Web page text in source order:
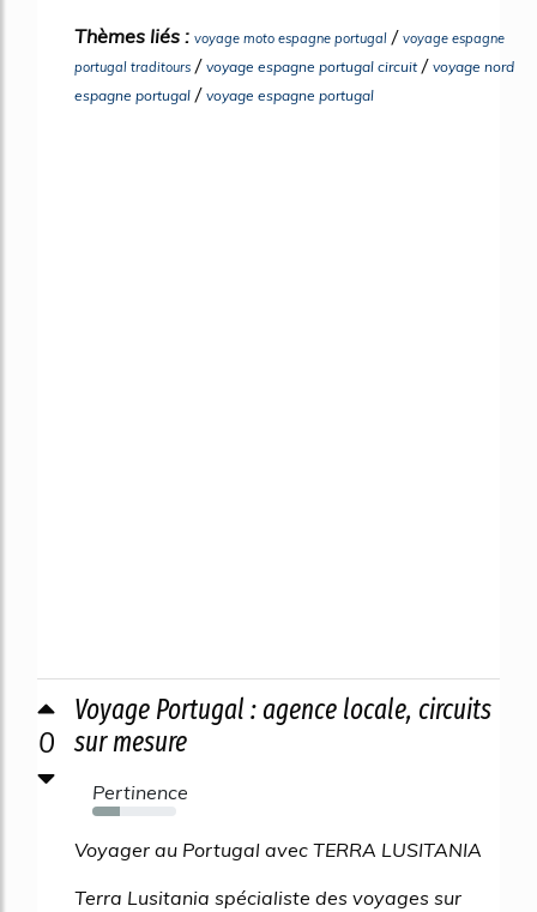
Thèmes liés : voyage moto espagne portugal / voyage espagne
portugal traditours / voyage espagne portugal circuit/ voyage nord
espagne portugal / voyage espagne portugal
0
Voyage Portugal : agence locale, circuits
sur mesure
Pertinence
33%
Voyager au Portugal avec TERRA LUSITANIA
Terra Lusitania spécialiste des voyages sur